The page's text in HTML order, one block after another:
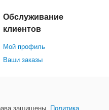
Обслуживание
клиентов
Мой профиль
Ваши заказы
защищены. Политика